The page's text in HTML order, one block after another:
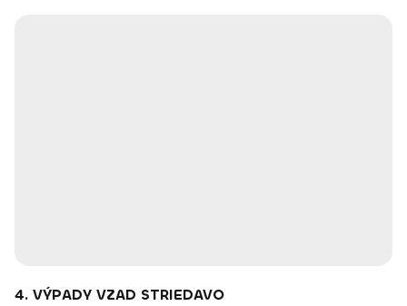
4. VÝPADY VZAD STRIEDAVO